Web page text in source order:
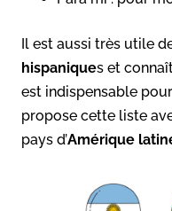
Il est aussi très utile
hispaniques et
est indispensable
propose cette liste
pays d’Amérique